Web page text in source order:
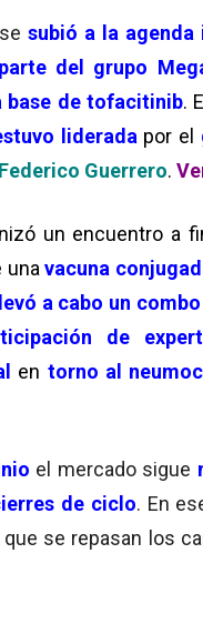
subió a la agenda
parte del grupo
base de tofacitinib.
liderada por el
Federico Guerrero.
un encuentro a
unavacuna
a cabo un
de
en torno al
el mercado sigue
de ciclo. En
que se repasan los